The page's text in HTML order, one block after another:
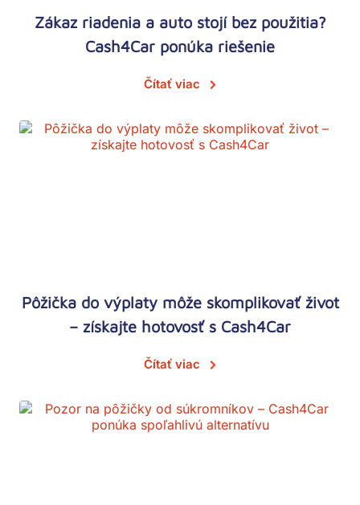
Zákaz riadenia a auto stojí bez použitia?
Cash4Car ponúka riešenie
Čítať viac
Pôžička do výplaty môže skomplikovať život
– získajte hotovosť s Cash4Car
Čítať viac